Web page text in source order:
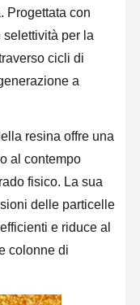
Progettata con
per la
cicli di
a
resina offre una
al contempo
fisico. La sua
delle particelle
e riduce al
colonne di